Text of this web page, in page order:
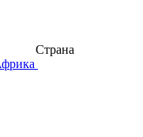
Страна